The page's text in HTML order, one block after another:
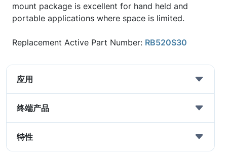
mount package is excellent for hand held and
portable applications where space is limited.
Replacement Active Part Number: RB520S30
应用
终端产品
特性